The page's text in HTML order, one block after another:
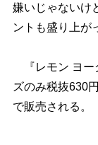
嫌いじゃないけ
ントも盛り上が
『レモン ヨー
ズのみ税抜630
で販売される。